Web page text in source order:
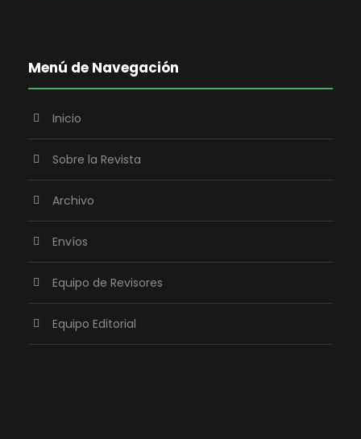
Menú de Navegación
Inicio
Sobre la Revista
Archivo
Envíos
Equipo de Revisores
Equipo Editorial